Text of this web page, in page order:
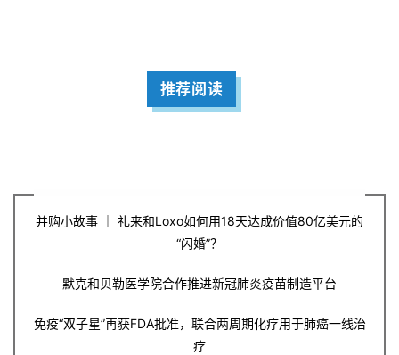
推荐阅读
并购小故事 ｜ 礼来和Loxo如何用18天达成价值80亿美元的
“闪婚”？
默克和贝勒医学院合作推进新冠肺炎疫苗制造平台
免疫“双子星”再获FDA批准，联合两周期化疗用于肺癌一线治
疗